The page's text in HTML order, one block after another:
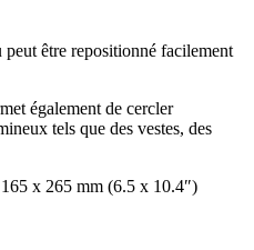
être repositionné facilement
également de cercler
tels que des vestes, des
165 x 265 mm (6.5 x 10.4″)